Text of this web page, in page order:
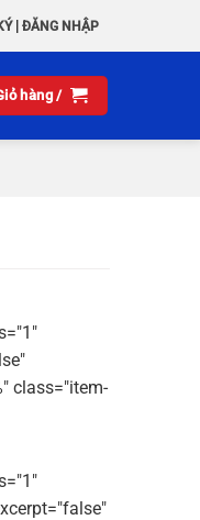
| ĐĂNG NHẬP
hàng /
class="item-